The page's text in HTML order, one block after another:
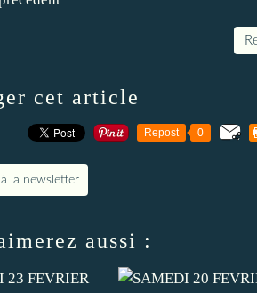
cet article
Repost 0
la newsletter
aussi :